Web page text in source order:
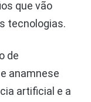
que vão
tecnologias.
de
anamnese
artificial e a